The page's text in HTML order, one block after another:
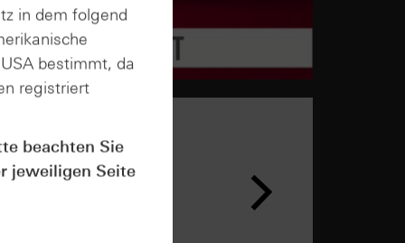
&
in dem folgend
bestimmt, da
registriert
beachten Sie
jeweiligen Seite